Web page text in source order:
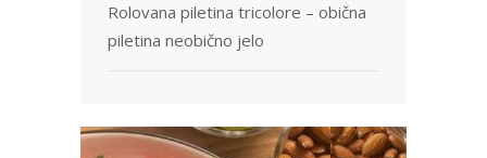
Rolovana piletina tricolore – obična
piletina neobično jelo